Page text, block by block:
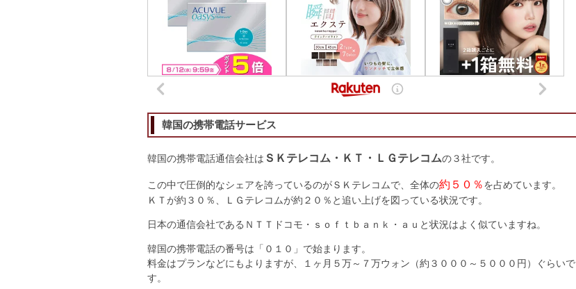
韓国の携帯電話サービス
韓国の携帯電話通信会社は ＳＫテレコム・ＫＴ・ＬＧテレコムの３社です。
この中で圧倒的なシェアを誇っているのがＳＫテレコムで、全体の約５０％を占めています。
ＫＴが約３０％、ＬＧテレコムが約２０％と追い上げを図っている状況です。
日本の通信会社であるＮＴＴドコモ・ｓｏｆｔｂａｎｋ・ａｕと状況はよく似ていますね。
韓国の携帯電話の番号は「０１０」で始まります。
料金はプランなどにもよりますが、１ヶ月５万～７万ウォン（約３０００～５０００円）ぐらいで
す。